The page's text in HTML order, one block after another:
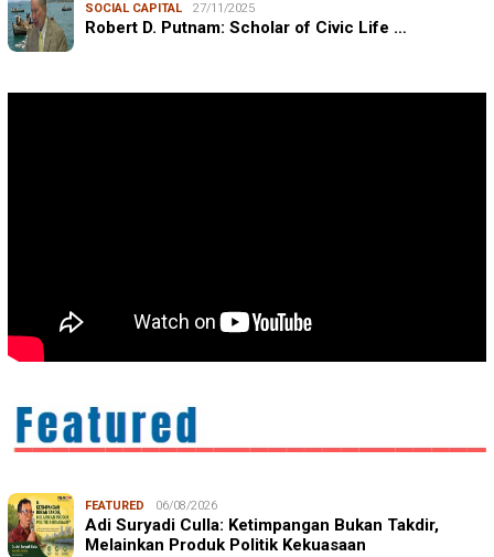
SOCIAL CAPITAL 27/11/2025
Robert D. Putnam: Scholar of Civic Life …
FEATURED 06/08/2026
Adi Suryadi Culla: Ketimpangan Bukan Takdir,
Melainkan Produk Politik Kekuasaan